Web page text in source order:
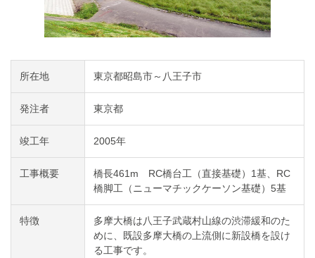
所在地 東京都昭島市～八王子市
発注者 東京都
竣工年 2005年
工事概要
橋長461m RC橋台工（直接基礎）1基、RC
橋脚工（ニューマチックケーソン基礎）5基
特徴
多摩大橋は八王子武蔵村山線の渋滞緩和のた
めに、既設多摩大橋の上流側に新設橋を設け
る工事です。